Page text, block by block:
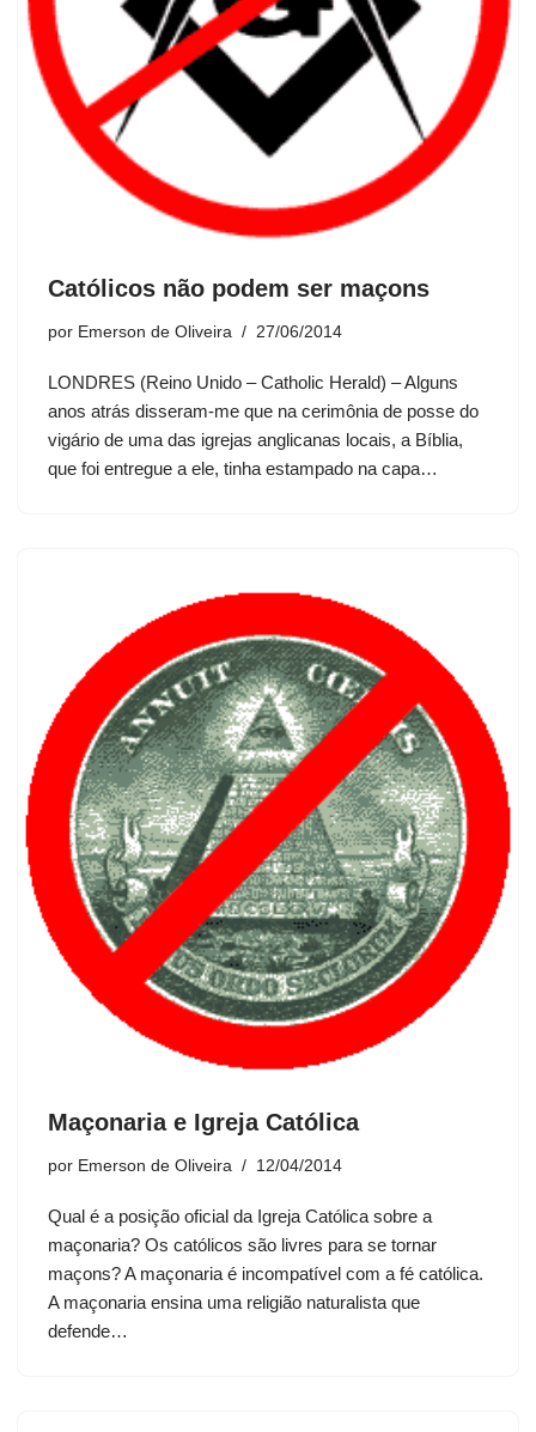
Católicos não podem ser maçons
por Emerson de Oliveira 27/06/2014
LONDRES (Reino Unido – Catholic Herald) – Alguns
anos atrás disseram-me que na cerimônia de posse do
vigário de uma das igrejas anglicanas locais, a Bíblia,
que foi entregue a ele, tinha estampado na capa…
Maçonaria e Igreja Católica
por Emerson de Oliveira 12/04/2014
Qual é a posição oficial da Igreja Católica sobre a
maçonaria? Os católicos são livres para se tornar
maçons? A maçonaria é incompatível com a fé católica.
A maçonaria ensina uma religião naturalista que
defende…